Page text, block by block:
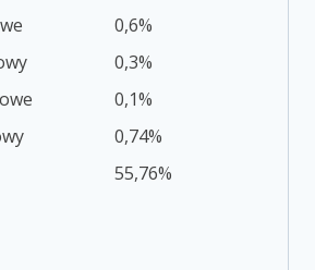
0,6%
0,3%
0,1%
0,74%
55,76%